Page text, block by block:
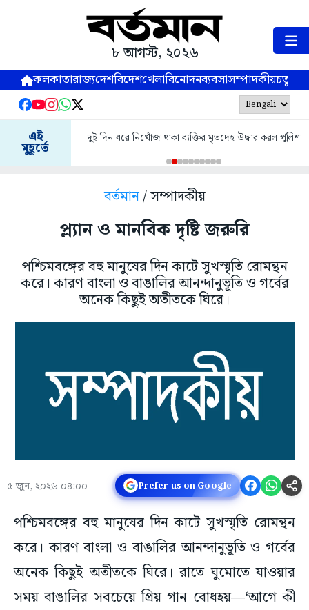
৮ আগস্ট, ২০২৬
কলকাতারাজ্যদেশবিদেশখেলাবিনোদনব্যবসাসম্পাদকীয়
এই
মুহূর্তে
দুই দিন ধরে নিখোঁজ থাকা ব্যক্তির মৃতদেহ উদ্ধার করল পুলিশ
বর্তমান/ সম্পাদকীয়
প্ল্যান ও মানবিক দৃষ্টি জরুরি
পশ্চিমবঙ্গের বহু মানুষের দিন কাটে সুখস্মৃতি রোমন্থন
করে। কারণ বাংলা ও বাঙালির আনন্দানুভূতি ও গর্বের
অনেক কিছুই অতীতকে ঘিরে।
৫ জুন, ২০২৬ ০৪:০০ Prefer us on Google
পশ্চিমবঙ্গের বহু মানুষের দিন কাটে সুখস্মৃতি রোমন্থন
করে। কারণ বাংলা ও বাঙালির আনন্দানুভূতি ও গর্বের
অনেক কিছুই অতীতকে ঘিরে। রাতে ঘুমোতে যাওয়ার
সময় বাঙালির সবচেয়ে প্রিয় গান বোধহয়—‘আগে কী